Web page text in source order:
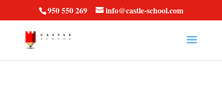
950 550 269 info@castle-school.com